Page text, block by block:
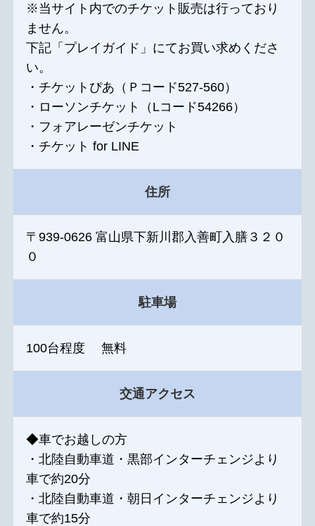
※当サイト内でのチケット販売は行っており
ません。
下記「プレイガイド」にてお買い求めくださ
い。
・チケットぴあ（Ｐコード527-560）
・ローソンチケット（Lコード54266）
・フォアレーゼンチケット
・チケット for LINE
住所
〒939-0626 富山県下新川郡入善町入膳３２０
０
駐車場
100台程度 無料
交通アクセス
◆車でお越しの方
・北陸自動車道・黒部インターチェンジより
車で約20分
・北陸自動車道・朝日インターチェンジより
車で約15分